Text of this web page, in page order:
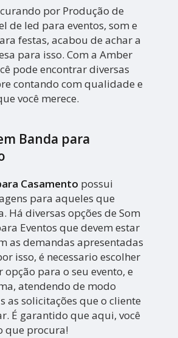
por Produção de
de led para eventos, som e
festas, acabou de achar a
para isso. Com a Amber
pode encontrar diversas
contando com qualidade e
você merece.
Banda para
Casamento possui
para aqueles que
Há diversas opções de Som
Eventos que devem estar
as demandas apresentadas
isso, é necessario escolher
opção para o seu evento, e
atendendo de modo
as solicitações que o cliente
É garantido que aqui, você
que procura!